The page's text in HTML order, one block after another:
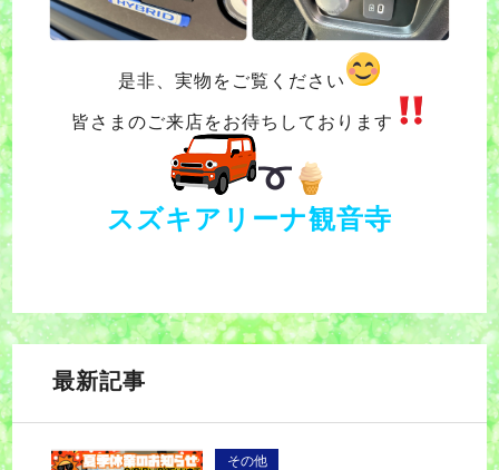
是非、実物をご覧ください
皆さまのご来店をお待ちしております
スズキアリーナ観音寺
最新記事
その他